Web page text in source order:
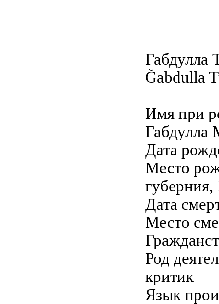
Габдулла
Ğabdulla
Имя при
Габдулла
Дата
Место
губерния,
Дата
Место
Род
критик
Язык